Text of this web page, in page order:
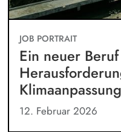
JOB PORTRAIT
Ein neuer
12. Februar 2026